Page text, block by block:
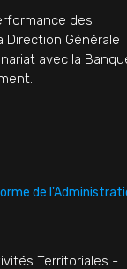
des
Générale
avec la
de
Territoriales -